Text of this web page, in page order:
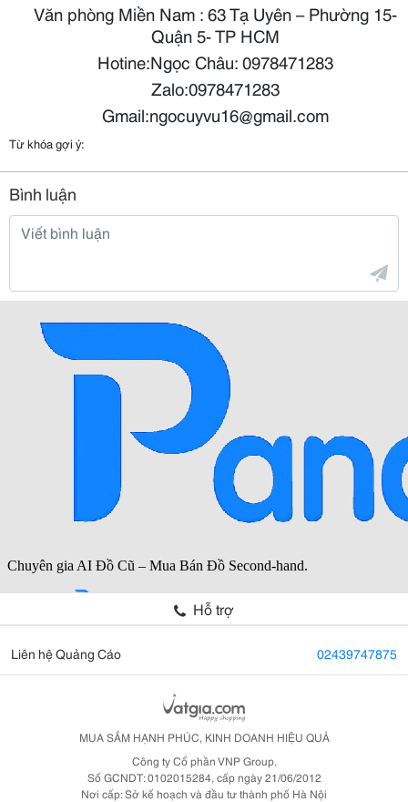
Văn phòng Miền Nam : 63 Tạ Uyên – Phường 15-
Quận 5- TP HCM
Hotine:Ngọc Châu: 0978471283
Zalo:0978471283
Gmail:ngocuyvu16@gmail.com
Từ khóa gợi ý:
Bình luận
Hỗ trợ
Liên hệ Quảng Cáo 02439747875
MUA SẮM HẠNH PHÚC, KINH DOANH HIỆU QUẢ
Công ty Cổ phần VNP Group.
Số GCNDT: 0102015284, cấp ngày 21/06/2012
Nơi cấp: Sở kế hoạch và đầu tư thành phố Hà Nội